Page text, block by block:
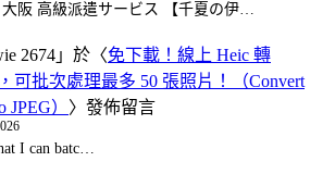
大阪 高級派遣サービス 【千夏の伊…
2674 」於〈免下載！線上 Heic 轉
可批次處理最多 50 張照片！（Convert
JPEG） 〉發佈留言
I can batc…